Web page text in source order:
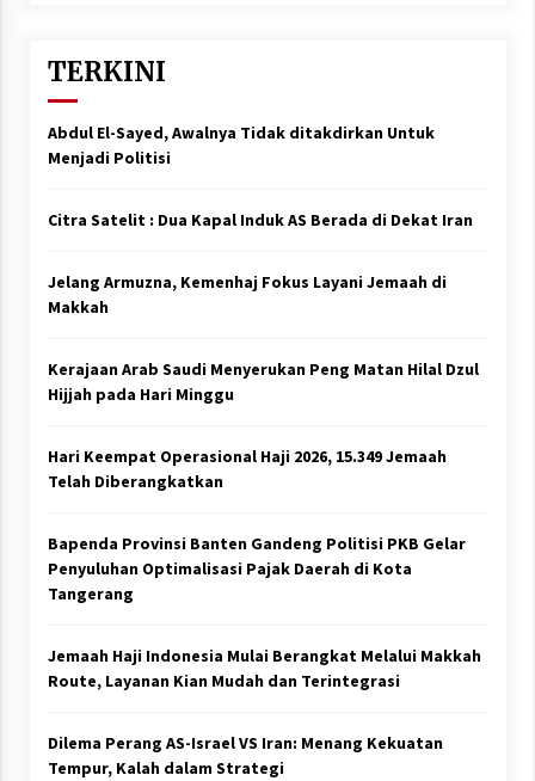
TERKINI
Abdul El-Sayed, Awalnya Tidak ditakdirkan Untuk
Menjadi Politisi
Citra Satelit : Dua Kapal Induk AS Berada di Dekat Iran
Jelang Armuzna, Kemenhaj Fokus Layani Jemaah di
Makkah
Kerajaan Arab Saudi Menyerukan Peng Matan Hilal Dzul
Hijjah pada Hari Minggu
Hari Keempat Operasional Haji 2026, 15.349 Jemaah
Telah Diberangkatkan
Bapenda Provinsi Banten Gandeng Politisi PKB Gelar
Penyuluhan Optimalisasi Pajak Daerah di Kota
Tangerang
Jemaah Haji Indonesia Mulai Berangkat Melalui Makkah
Route, Layanan Kian Mudah dan Terintegrasi
Dilema Perang AS-Israel VS Iran: Menang Kekuatan
Tempur, Kalah dalam Strategi